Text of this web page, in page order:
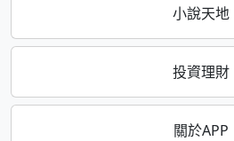
小說天地
投資理財
關於APP